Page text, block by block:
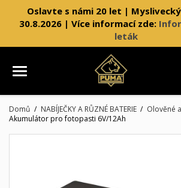
Oslavte s námi 20 let |
30.8.2026 | Více informací zde:
leták
Domů NABÍJEČKY A RŮZNÉ BATERIE
Olověné
Akumulátor pro fotopasti 6V/12Ah